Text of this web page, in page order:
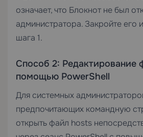
означает, что Блокнот не был
администратора. Закройте его
шага 1.
Способ 2: Редактирование
помощью PowerShell
Для системных
предпочитающих командную
открыть файл hosts